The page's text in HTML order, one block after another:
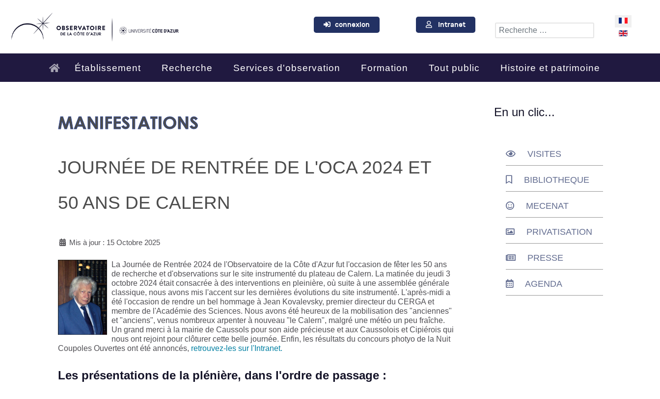
connexion Intranet Rechercher
Sélectionnez
Établissement Recherche Services d'observation Formation Tout public Histoire et patrimoine
MANIFESTATIONS
JOURNÉE DE RENTRÉE DE L'OCA 2024 ET
50 ANS DE CALERN
Mis à jour : 15 Octobre 2025
La Journée de Rentrée 2024 de l'Observatoire de la Côte d'Azur fut l'occasion de fêter les 50 ans
de recherche et d'observations sur le site instrumenté du plateau de Calern. La matinée du jeudi 3
octobre 2024 était consacrée à des interventions en pleinière, où suite à une assemblée générale
classique, nous avons mis l'accent sur les dernières évolutions du site instrumenté. L'après-midi a
été l'occasion de rendre un bel hommage à Jean Kovalevsky, premier directeur du CERGA et
membre de l'Académie des Sciences. Nous avons été heureux de la mobilisation des "anciennes"
et "anciens", venus nombreux arpenter à nouveau "le Calern", malgré une météo un peu fraîche.
Un grand merci à la mairie de Caussols pour son aide précieuse et aux Caussolois et Cipiérois qui
nous ont rejoint pour clôturer cette belle journée. Enfin, les résultats du concours photyo de la Nuit
Coupoles Ouvertes ont été annoncés, retrouvez-les sur l'Intranet.
Les présentations de la plénière, dans l'ordre de passage :
En un clic...
VISITES
BIBLIOTHEQUE
MECENAT
PRIVATISATION
PRESSE
AGENDA